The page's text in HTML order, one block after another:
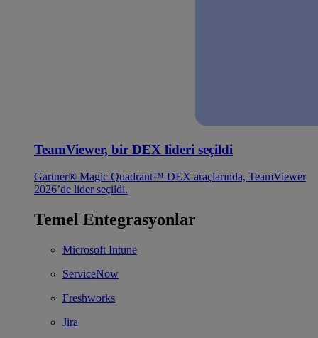
TeamViewer, bir DEX lideri seçildi
Gartner® Magic Quadrant™ DEX araçlarında, TeamViewer
2026’de lider seçildi.
Temel Entegrasyonlar
Microsoft Intune
ServiceNow
Freshworks
Jira